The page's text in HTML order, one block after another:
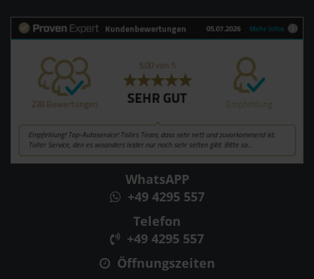
WhatsAPP
+49 4295 557
Telefon
+49 4295 557
Öffnungszeiten